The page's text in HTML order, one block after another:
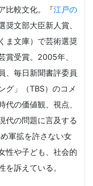
比較文化。『江戸の
奨文部大臣新人賞、
ま文庫）で芸術選奨
賞受賞。2005年、
、毎日新聞書評委員
グ」（TBS）のコメ
代の価値観、視点、
代の問題に言及する
軍拡を許さない女
性や子ども、社会的
訴えている。